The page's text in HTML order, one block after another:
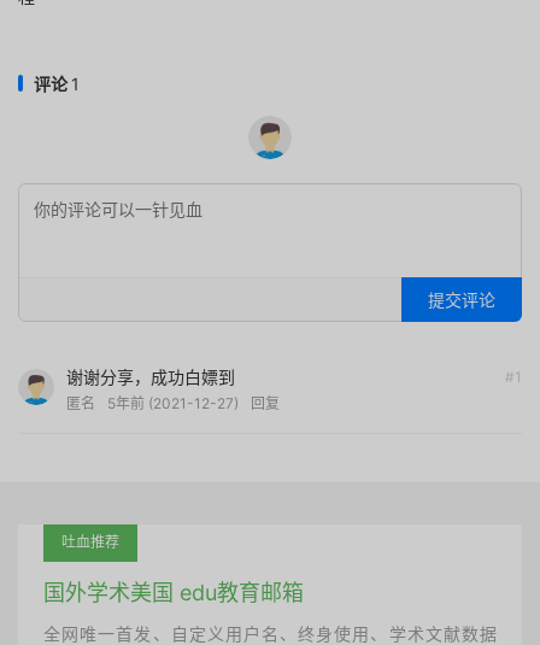
评论1
提交评论
#1
谢谢分享，成功白嫖到
匿名 5年前 (2021-12-27) 回复
吐血推荐
国外学术美国 edu教育邮箱
全网唯一首发、自定义用户名、终身使用、学术文献数据